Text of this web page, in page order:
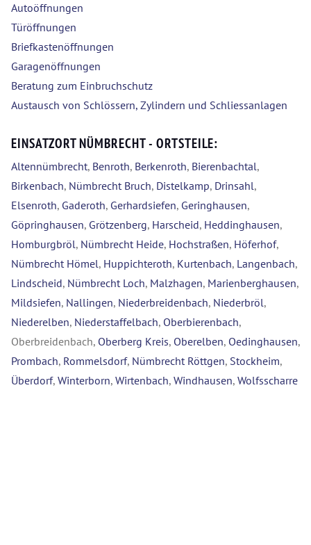
Autoöffnungen
Türöffnungen
Briefkastenöffnungen
Garagenöffnungen
Beratung zum Einbruchschutz
Austausch von Schlössern, Zylindern und Schliessanlagen
EINSATZORT NÜMBRECHT - ORTSTEILE:
Altennümbrecht, Benroth, Berkenroth, Bierenbachtal,
Birkenbach, Nümbrecht Bruch, Distelkamp, Drinsahl,
Elsenroth, Gaderoth, Gerhardsiefen, Geringhausen,
Göpringhausen, Grötzenberg, Harscheid, Heddinghausen,
Homburgbröl, Nümbrecht Heide, Hochstraßen, Höferhof,
Nümbrecht Hömel, Huppichteroth, Kurtenbach, Langenbach,
Lindscheid, Nümbrecht Loch, Malzhagen, Marienberghausen,
Mildsiefen, Nallingen, Niederbreidenbach, Niederbröl,
Niederelben, Niederstaffelbach, Oberbierenbach,
Oberbreidenbach, Oberberg Kreis, Oberelben, Oedinghausen,
Prombach, Rommelsdorf, Nümbrecht Röttgen, Stockheim,
Überdorf, Winterborn, Wirtenbach, Windhausen, Wolfsscharre